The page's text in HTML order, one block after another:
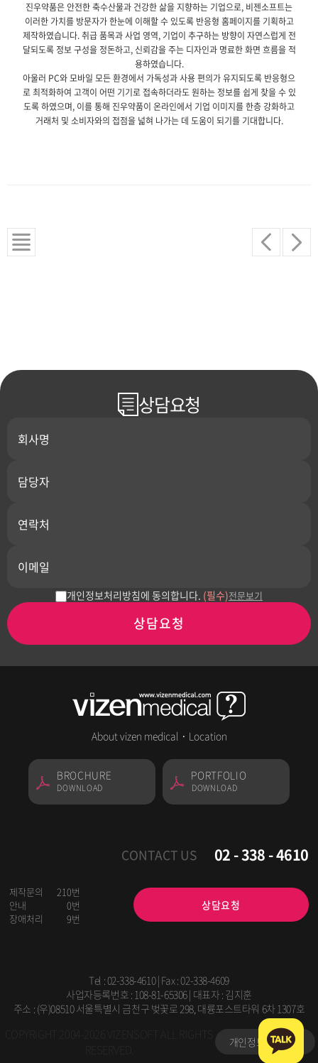
진우약품은 안전한 축수산물과 건강한 삶을 지향하는 기업으로, 비젠소프트는
이러한 가치를 방문자가 한눈에 이해할 수 있도록 반응형 홈페이지를 기획하고
제작하였습니다. 취급 품목과 사업 영역, 기업이 추구하는 방향이 자연스럽게 전
달되도록 정보 구성을 정돈하고, 신뢰감을 주는 디자인과 명료한 화면 흐름을 적
용하였습니다.
아울러 PC와 모바일 모든 환경에서 가독성과 사용 편의가 유지되도록 반응형으
로 최적화하여 고객이 어떤 기기로 접속하더라도 원하는 정보를 쉽게 찾을 수 있
도록 하였으며, 이를 통해 진우약품이 온라인에서 기업 이미지를 한층 강화하고
거래처 및 소비자와의 접점을 넓혀 나가는 데 도움이 되기를 기대합니다.
상담요청
개인정보처리방침에 동의합니다. (필수)전문보기
상담요청
About vizen medical · Location
BROCHURE
DOWNLOAD
PORTFOLIO
DOWNLOAD
CONTACT US
제작문의
210번
안내
0번
장애처리
9번
02 - 338 - 4610
상담요청
Tel :02-338-4610| Fax : 02-338-4609
사업자등록번호 : 108-81-65306 | 대표자 : 김지훈
주소 : (우)08510 서울특별시 금천구 벚꽃로 298, 대륭포스트타워 6차 1307호
개인정보처리방침